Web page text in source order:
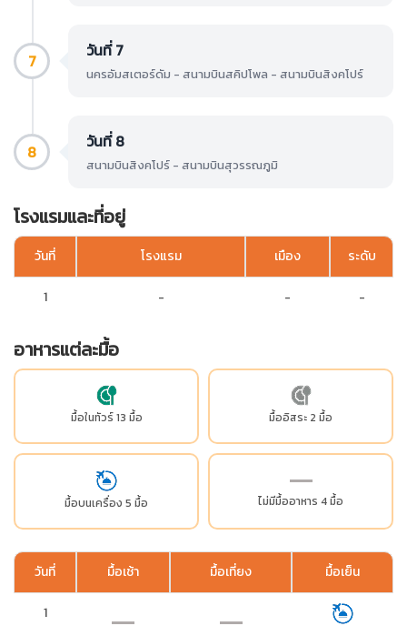
7 วันที่ 7
นครอัมสเตอร์ดัม - สนามบินสคิปโพล - สนามบินสิงคโปร์
8 วันที่ 8
สนามบินสิงคโปร์ - สนามบินสุวรรณภูมิ
โรงแรมและที่อยู่
วันที่ โรงแรม เมือง ระดับ
1 - - -
อาหารแต่ละมื้อ
มื้อในทัวร์ 13 มื้อ มื้ออิสระ 2 มื้อ
มื้อบนเครื่อง 5 มื้อ ไม่มีมื้ออาหาร 4 มื้อ
วันที่ มื้อเช้า มื้อเที่ยง มื้อเย็น
1